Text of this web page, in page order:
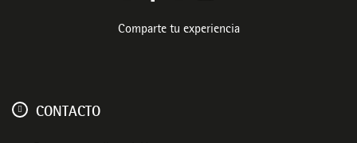
Comparte tu experiencia
CONTACTO